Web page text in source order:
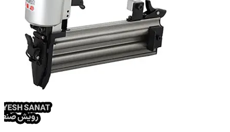
دستگاه لیزر مارکینگ
ابزار دقیق
ابزار دقیق
پرگار صنعتی
پوزیشنر
پوزیشنر
پوزیشنر الکتروپنوماتیکی